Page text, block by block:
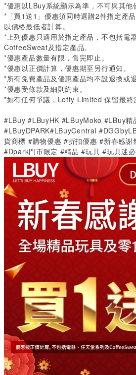
*優惠以LBuy系統顯示為準，不可與其他
* 「買1 送1 」優惠須同時選購2件指定產
以價格最低者計算。
*上列優惠只適用於指定產品，不包括電
CoffeeSweat及指定產品。
*優惠產品數量有限，售完即止。
*優惠以正價計算，優惠期至另行通知。
*所有免費產品及優惠產品均不設退換或退
*優惠受條款及細則約束。
*如有任何爭議， Lofty Limited保留最終
#LBuy #LBuyHK #LBuyMoko #LBuy精
#LBuyDPARK#LBuyCentral
貨商標 #購物優惠 #折扣優惠 #新春感謝
#Dpark門市限定 #精品 #玩具 #玩具迷